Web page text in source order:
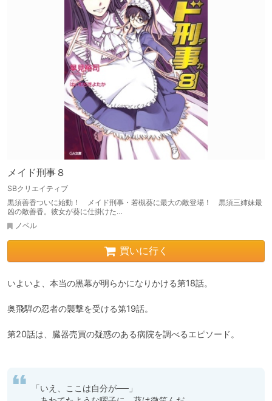
メイド刑事８
SBクリエイティブ
黒須善香ついに始動！ メイド刑事・若槻葵に最大の敵登場！ 黒須三姉妹最
凶の敵善香。彼女が葵に仕掛けた…
ノベル
買いに行く
いよいよ、本当の黒幕が明らかになりかける第18話。
奥飛騨の忍者の襲撃を受ける第19話。
第20話は、臓器売買の疑惑のある病院を調べるエピソード。
「いえ、ここは自分が──」